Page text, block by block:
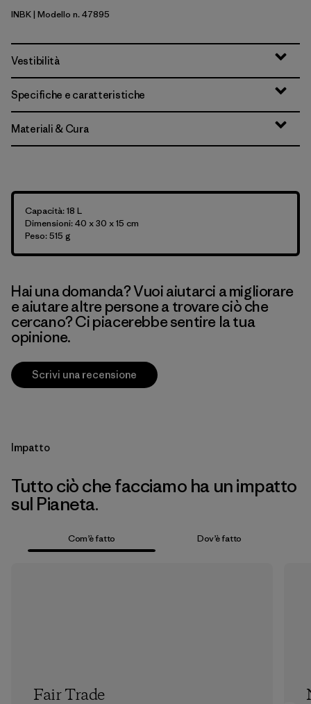
Ink Black
INBK| Modello n. 47895
Vestibilità
Specifiche e caratteristiche
Materiali & Cura
Capacità: 18 L
Dimensioni: 40 x 30 x 15 cm
Peso: 515 g
Hai una domanda? Vuoi aiutarci a migliorare
e aiutare altre persone a trovare ciò che
cercano? Ci piacerebbe sentire la tua
opinione.
Scrivi una recensione
Impatto
Tutto ciò che facciamo ha un impatto
sul Pianeta.
Com’è fatto Dov’è fatto
Fair Trade